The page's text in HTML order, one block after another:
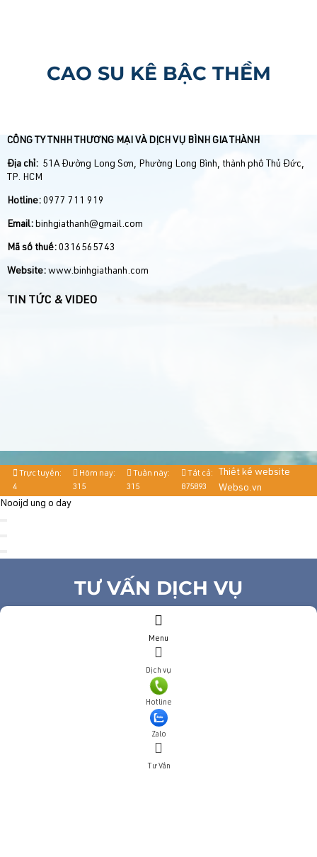
CAO SU KÊ BẬC THỀM
CÔNG TY TNHH THƯƠNG MẠI VÀ DỊCH VỤ BÌNH GIA THÀNH
Địa chỉ: 51A Đường Long Sơn, Phường Long Bình, thành phố Thủ Đức,
TP. HCM
Hotline: 0977 711 919
Email: binhgiathanh@gmail.com
Mã số thuế: 0316565743
Website: www.binhgiathanh.com
TIN TỨC & VIDEO
Trực tuyến:
4
Hôm nay:
315
Tuần này:
315
Tất cả:
875893
Thiết kế website
Webso.vn
Menu
Dịch vụ
Hotline
Zalo
Tư Vấn
Nooijd ung o day
TƯ VẤN DỊCH VỤ